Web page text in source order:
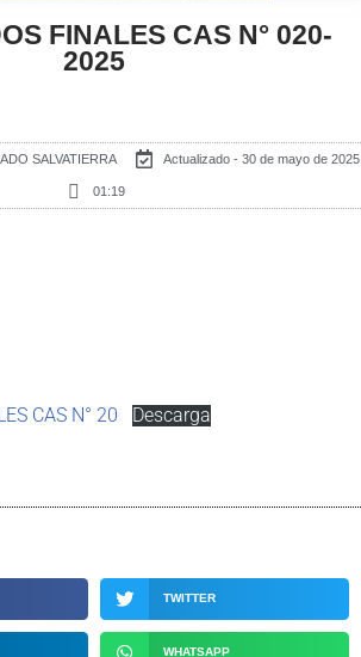
FINALES CAS N° 020-
2025
SALVATIERRA Actualizado - 30 de mayo de 2025
01:19
CAS N° 20 Descarga
TWITTER
WHATSAPP